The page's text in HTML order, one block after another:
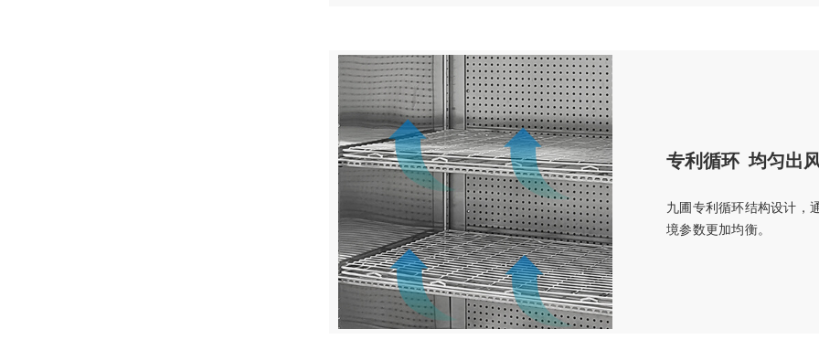
专利循环 均匀出
九圃专利循环结构设计，
境参数更加均衡。